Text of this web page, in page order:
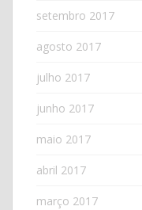
setembro 2017
agosto 2017
julho 2017
junho 2017
maio 2017
abril 2017
março 2017